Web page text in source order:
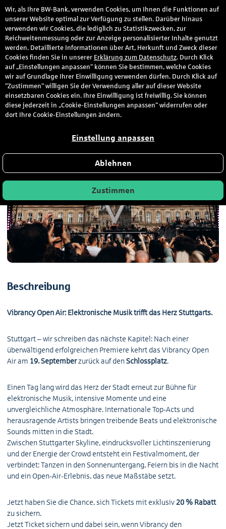
Vibrancy am Schlossplatz 19.
September 2026
Hobby & Freizeit
Beschreibung
Vibrancy Open Air: Elektronische Musik trifft das Herz Stuttgarts.
Stuttgart – wir schreiben das nächste Kapitel: Nach einer
überwältigend erfolgreichen Premiere kehrt das Vibrancy Open
Air am 19. Septemberzurück auf denSchlossplatz.
Einen Tag lang wird das Herz der Stadt erneut zur Bühne für
elektronische Musik, intensive Momente und eine
unvergleichliche Atmosphäre. Internationale Top-Acts und
herausragende Artists bringen treibende Beats und elektronische
Sounds mitten in die Stadt.
Zwischen Stuttgarter Skyline, eindrucksvoller Lichtinszenierung
und der Energie der Crowd entsteht ein Festivalmoment, der
verbindet: Tanzen in den Sonnenuntergang, Feiern bis in die Nacht
und ein Open-Air-Erlebnis, das neue Maßstäbe setzt.
Jetzt haben Sie die Chance, sich Tickets mit exklusiv20 % Rabatt
zu sichern.
Jetzt Ticket sichern und dabei sein, wenn Vibrancy den
Wir, als Ihre BW-Bank, verwenden Cookies, um Ihnen die Funktionen auf
unserer Website optimal zur Verfügung zu stellen. Darüber hinaus
verwenden wir Cookies, die lediglich zu Statistikzwecken, zur
Reichweitenmessung oder zur Anzeige personalisierter Inhalte genutzt
werden. Detaillierte Informationen über Art, Herkunft und Zweck dieser
Cookies finden Sie in unserer Erklärung zum Datenschutz. Durch Klick
auf „Einstellungen anpassen“ können Sie bestimmen, welche Cookies
wir auf Grundlage Ihrer Einwilligung verwenden dürfen. Durch Klick auf
“Zustimmen“ willigen Sie der Verwendung aller auf dieser Website
einsetzbaren Cookies ein. Ihre Einwilligung ist freiwillig. Sie können
diese jederzeit in „Cookie-Einstellungen anpassen“ widerrufen oder
dort Ihre Cookie-Einstellungen ändern.
Einstellung anpassen
Ablehnen
Zustimmen